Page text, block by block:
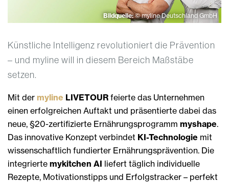
Bildquelle:© myline Deutschland GmbH
Künstliche Intelligenz revolutioniert die Prävention
– und myline will in diesem Bereich Maßstäbe
setzen.
Mit der myline LIVETOUR feierte das Unternehmen
einen erfolgreichen Auftakt und präsentierte dabei das
neue, §20-zertifizierte Ernährungsprogramm myshape.
Das innovative Konzept verbindet KI-Technologie mit
wissenschaftlich fundierter Ernährungsprävention. Die
integrierte mykitchen AI liefert täglich individuelle
Rezepte, Motivationstipps und Erfolgstracker – perfekt